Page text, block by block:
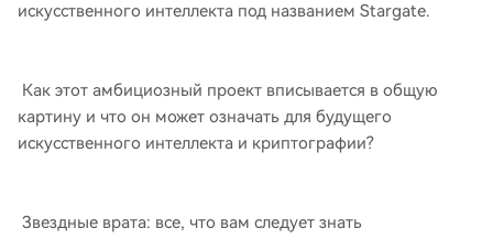
искусственного интеллекта под названием Stargate.
Как этот амбициозный проект вписывается в общую
картину и что он может означать для будущего
искусственного интеллекта и криптографии?
Звездные врата: все, что вам следует знать